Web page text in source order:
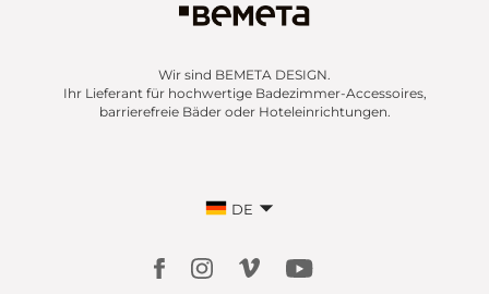
Wir sind BEMETA DESIGN.
Ihr Lieferant für hochwertige Badezimmer-Accessoires,
barrierefreie Bäder oder Hoteleinrichtungen.
DE